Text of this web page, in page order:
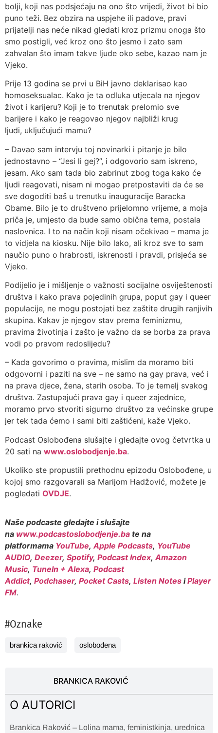
bolji, koji nas podsjećaju na ono što vrijedi, život bi bio
puno teži. Bez obzira na uspjehe ili padove, pravi
prijatelji nas neće nikad gledati kroz prizmu onoga što
smo postigli, već kroz ono što jesmo i zato sam
zahvalan što imam takve ljude oko sebe, kazao nam je
Vjeko.
Prije 13 godina se prvi u BiH javno deklarisao kao
homoseksualac. Kako je ta odluka utjecala na njegov
život i karijeru? Koji je to trenutak prelomio sve
barijere i kako je reagovao njegov najbliži krug
ljudi, uključujući mamu?
– Davao sam intervju toj novinarki i pitanje je bilo
jednostavno – “Jesi li gej?”, i odgovorio sam iskreno,
jesam. Ako sam tada bio zabrinut zbog toga kako će
ljudi reagovati, nisam ni mogao pretpostaviti da će se
sve dogoditi baš u trenutku inauguracije Baracka
Obame. Bilo je to društveno prijelomno vrijeme, a moja
priča je, umjesto da bude samo obična tema, postala
naslovnica. I to na način koji nisam očekivao – mama je
to vidjela na kiosku. Nije bilo lako, ali kroz sve to sam
naučio puno o hrabrosti, iskrenosti i pravdi, prisjeća se
Vjeko.
Podijelio je i mišljenje o važnosti socijalne osviještenosti
društva i kako prava pojedinih grupa, poput gay i queer
populacije, ne mogu postojati bez zaštite drugih ranjivih
skupina. Kakav je njegov stav prema feminizmu,
pravima životinja i zašto je važno da se borba za prava
vodi po pravom redoslijedu?
– Kada govorimo o pravima, mislim da moramo biti
odgovorni i paziti na sve – ne samo na gay prava, već i
na prava djece, žena, starih osoba. To je temelj svakog
društva. Zastupajući prava gay i queer zajednice,
moramo prvo stvoriti sigurno društvo za većinske grupe
jer tek tada ćemo i sami biti zaštićeni, kaže Vjeko.
Podcast Oslobođena slušajte i gledajte ovog četvrtka u
20 sati na www.oslobodjenje.ba.
Ukoliko ste propustili prethodnu epizodu Oslobođene, u
kojoj smo razgovarali sa Marijom Hadžović, možete je
pogledati OVDJE.
Naše podcaste gledajte i slušajte
na www.podcastoslobodjenje.ba te na
platformama YouTube, Apple Podcasts, YouTube
AUDIO, Deezer, Spotify, Podcast Index, Amazon
Music, TuneIn + Alexa, Podcast
Addict, Podchaser, Pocket Casts, Listen Notes iPlayer
FM.
#Oznake
brankica raković oslobođena
BRANKICA RAKOVIĆ
O AUTORICI
Brankica Raković – Lolina mama, feministkinja, urednica